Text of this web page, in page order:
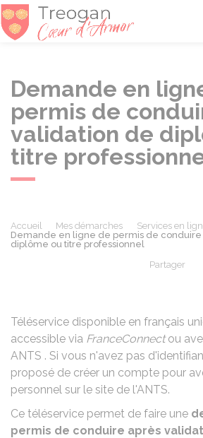
Demande en
permis de
validation de
titre
Accueil Mes démarches
Services en
Demande en ligne de permis de
diplôme ou titre professionnel
Partager
Téléservice disponible en français
accessible via FranceConnectou
ANTS . Si vous n'avez pas
proposé de créer un compte pour
personnel sur le site de l'ANTS.
Ce téléservice permet de faire une
permis de conduire après